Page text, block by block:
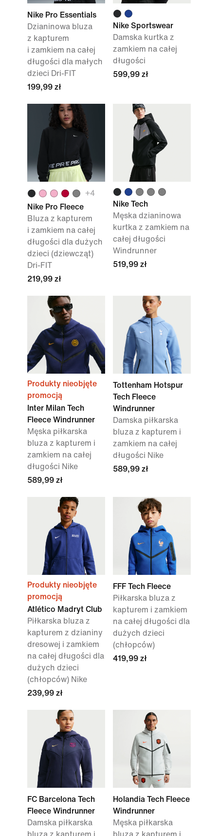
Nike Pro Essentials
Dzianinowa bluza
z kapturem
i zamkiem na całej
długości dla małych
dzieci Dri-FIT
199,99 zł
Nike Sportswear
Damska kurtka z
zamkiem na całej
długości
599,99 zł
+4
Nike Pro Fleece
Bluza z kapturem
i zamkiem na całej
długości dla dużych
dzieci (dziewcząt)
Dri-FIT
219,99 zł
Nike Tech
Męska dzianinowa
kurtka z zamkiem na
całej długości
Windrunner
519,99 zł
Produkty nieobjęte
promocją
Inter Milan Tech
Fleece Windrunner
Męska piłkarska
bluza z kapturem i
zamkiem na całej
długości Nike
589,99 zł
Tottenham Hotspur
Tech Fleece
Windrunner
Damska piłkarska
bluza z kapturem i
zamkiem na całej
długości Nike
589,99 zł
Produkty nieobjęte
promocją
Atlético Madryt Club
Piłkarska bluza z
kapturem z dzianiny
dresowej i zamkiem
na całej długości dla
dużych dzieci
(chłopców) Nike
239,99 zł
FFF Tech Fleece
Piłkarska bluza z
kapturem i zamkiem
na całej długości dla
dużych dzieci
(chłopców)
419,99 zł
FC Barcelona Tech
Fleece Windrunner
Damska piłkarska
bluza z kapturem i
Holandia Tech Fleece
Windrunner
Męska piłkarska
bluza z kapturem i